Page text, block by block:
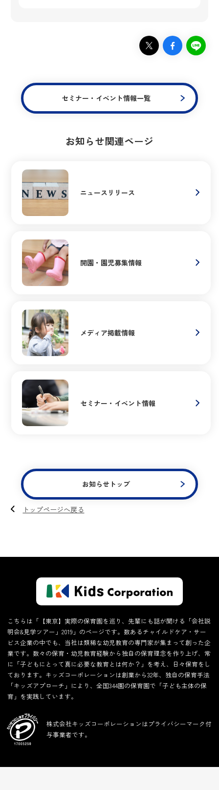
セミナー・イベント情報一覧
お知らせ関連ページ
ニュースリリース
開園・園児募集情報
メディア掲載情報
セミナー・イベント情報
お知らせトップ
トップページへ戻る
こちらは「【東京】実際の保育園を巡り、先輩にも話が聞ける「会社説
明会&見学ツアー」2019」のページです。数あるチャイルドケア・サー
ビス企業の中でも、当社は類稀な幼児教育の専門家が集まって創った企
業です。数々の保育・幼児教育経験から独自の保育理念を作り上げ、常
に「子どもにとって真に必要な教育とは何か？」を考え、日々保育をし
ております。キッズコーポレーションは創業から32年、独自の保育手法
「キッズアプローチ」により、全国344園の保育園で「子ども主体の保
育」を実践しています。
株式会社キッズコーポレーションはプライバシーマーク付
与事業者です。